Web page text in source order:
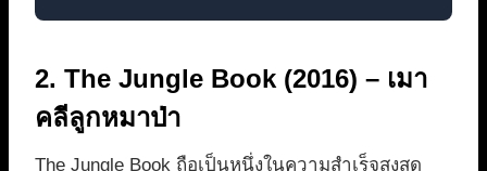
2. The Jungle Book (2016) – เมา
คลีลูกหมาป่า
The Jungle Book ถือเป็นหนึ่งในความสำเร็จสูงสุด